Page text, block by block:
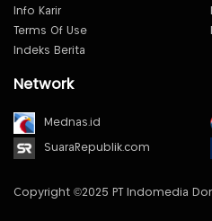
Info Karir
Terms Of Use
Indeks Berita
Network
Mednas.id
SuaraRepublik.com
Copyright ©2025 PT Indomedia